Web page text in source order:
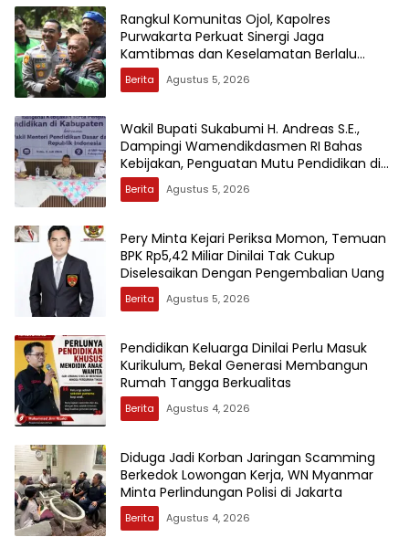
Rangkul Komunitas Ojol, Kapolres
Purwakarta Perkuat Sinergi Jaga
Kamtibmas dan Keselamatan Berlalu
Lintas
Berita Agustus 5, 2026
Wakil Bupati Sukabumi H. Andreas S.E.,
Dampingi Wamendikdasmen RI Bahas
Kebijakan, Penguatan Mutu Pendidikan di
Sukabumi
Berita Agustus 5, 2026
Pery Minta Kejari Periksa Momon, Temuan
BPK Rp5,42 Miliar Dinilai Tak Cukup
Diselesaikan Dengan Pengembalian Uang
Berita Agustus 5, 2026
Pendidikan Keluarga Dinilai Perlu Masuk
Kurikulum, Bekal Generasi Membangun
Rumah Tangga Berkualitas
Berita Agustus 4, 2026
Diduga Jadi Korban Jaringan Scamming
Berkedok Lowongan Kerja, WN Myanmar
Minta Perlindungan Polisi di Jakarta
Berita Agustus 4, 2026